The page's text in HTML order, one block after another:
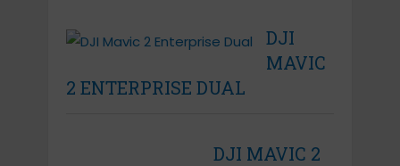
DJI
MAVIC
2 ENTERPRISE DUAL
DJI MAVIC 2